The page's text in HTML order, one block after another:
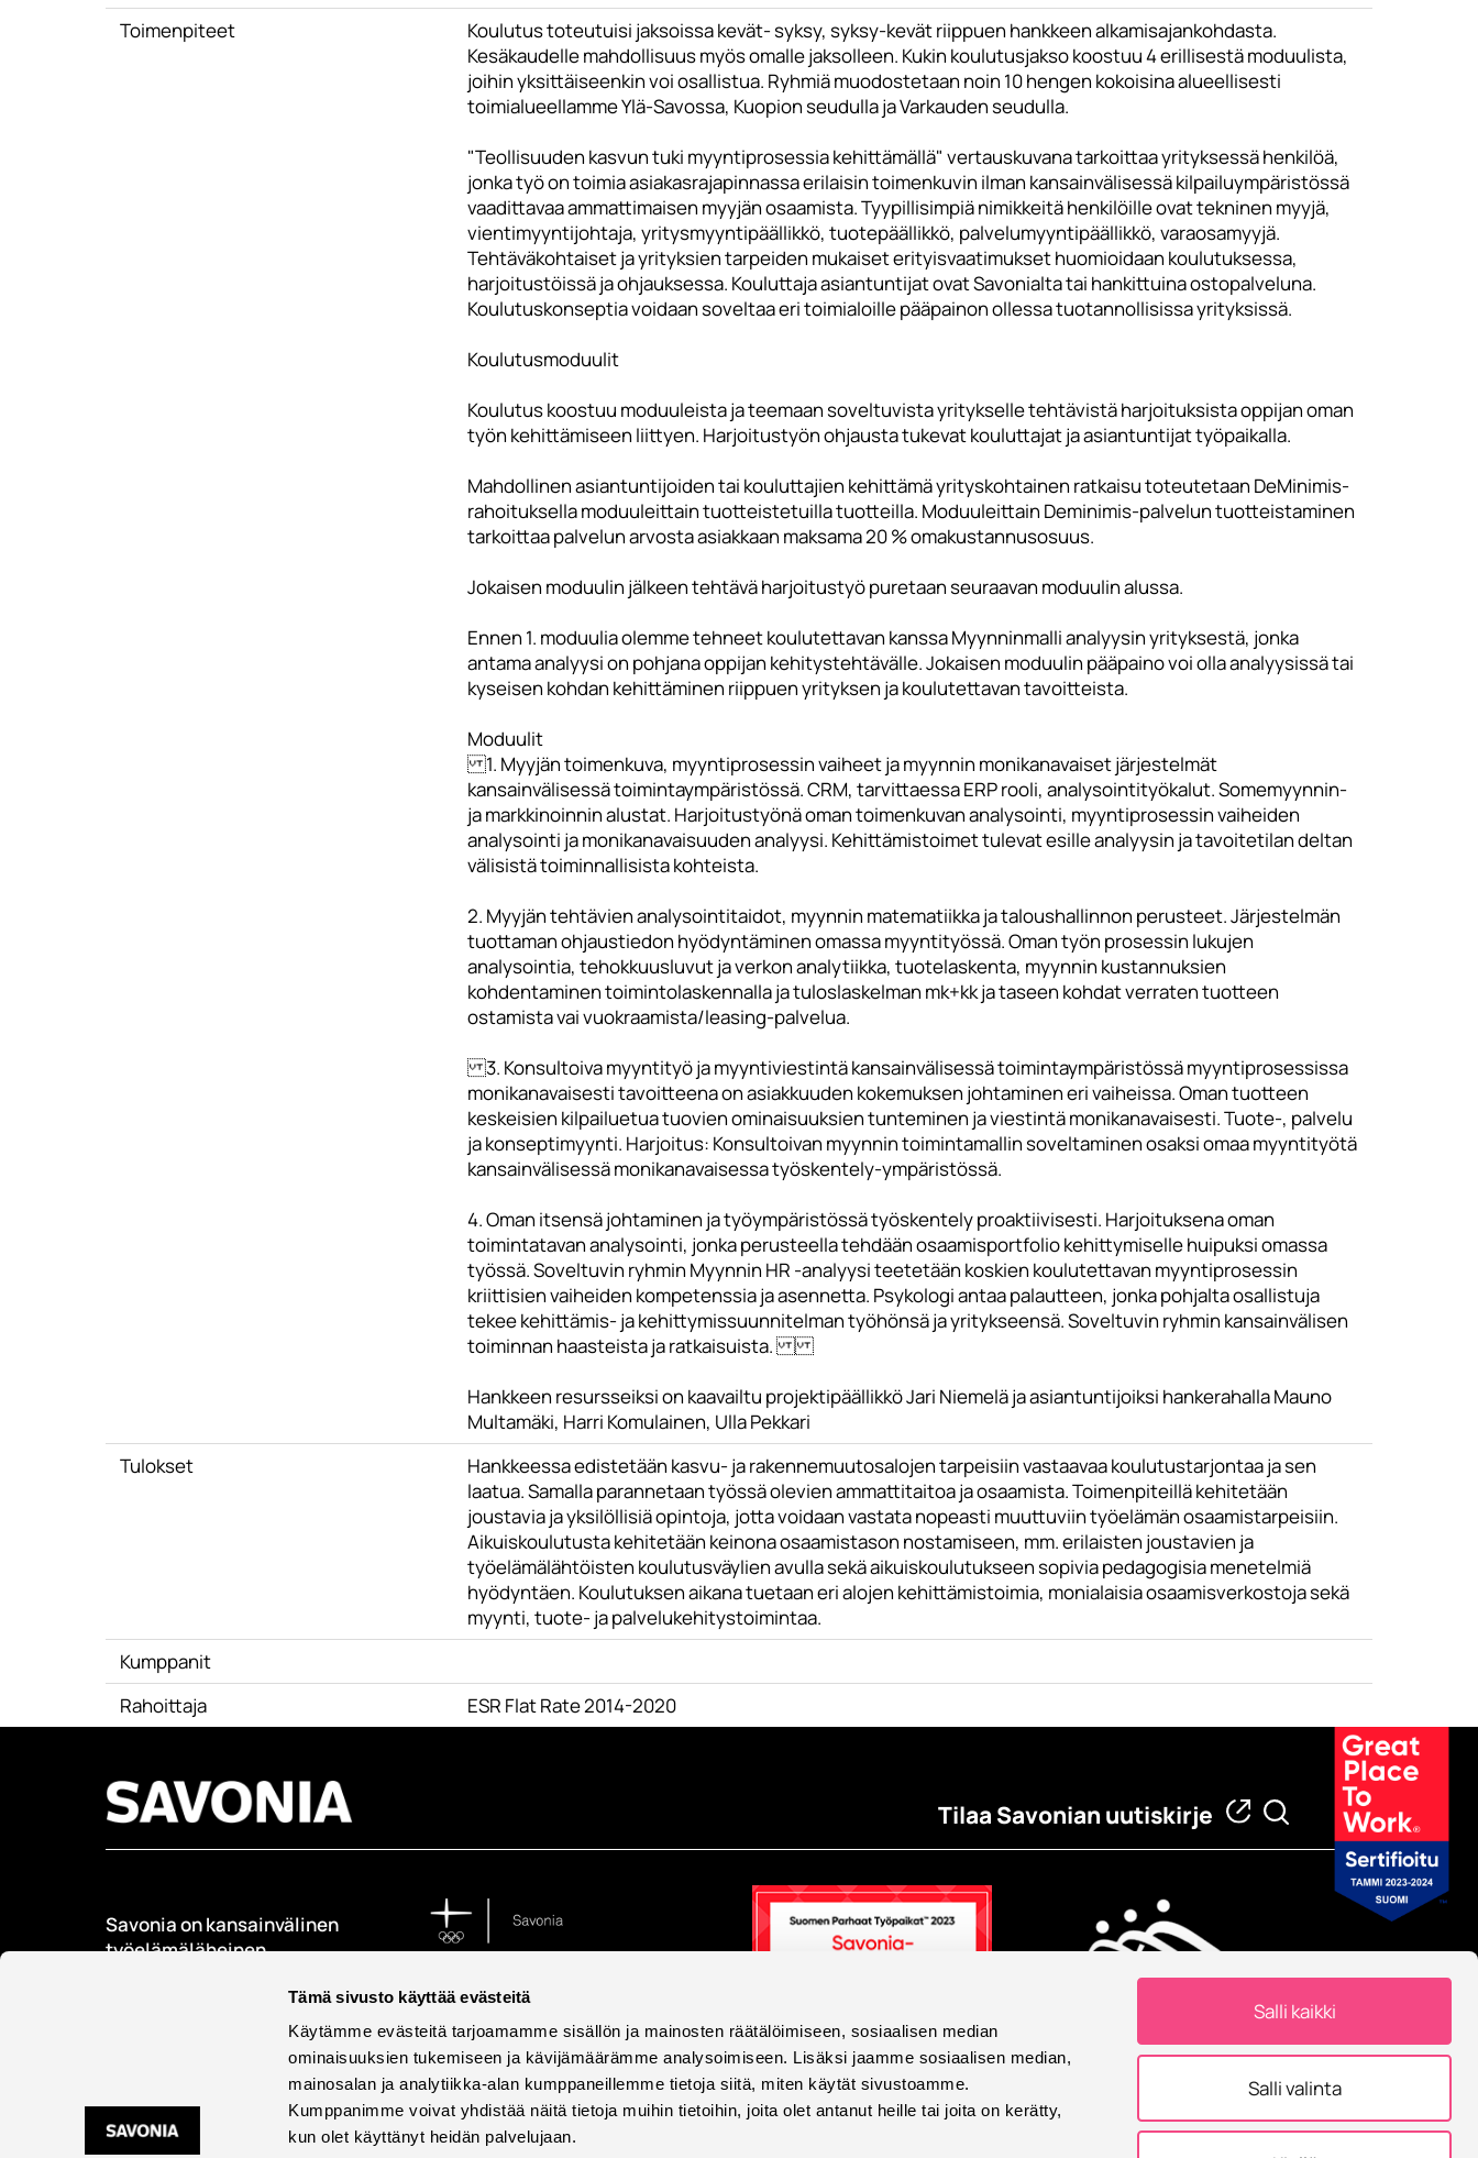
Tämä sivusto käyttää evästeitä
Käytämme evästeitä tarjoamamme sisällön ja mainosten räätälöimiseen, sosiaalisen median
ominaisuuksien tukemiseen ja kävijämäärämme analysoimiseen. Lisäksi jaamme sosiaalisen median,
mainosalan ja analytiikka-alan kumppaneillemme tietoja siitä, miten käytät sivustoamme.
Kumppanimme voivat yhdistää näitä tietoja muihin tietoihin, joita olet antanut heille tai joita on kerätty,
kun olet käyttänyt heidän palvelujaan.
Salli kaikki
Salli valinta
Toimenpiteet
Koulutus toteutuisi jaksoissa kevät- syksy, syksy-kevät riippuen hankkeen alkamisajankohdasta.
Kesäkaudelle mahdollisuus myös omalle jaksolleen. Kukin koulutusjakso koostuu 4 erillisestä moduulista,
joihin yksittäiseenkin voi osallistua. Ryhmiä muodostetaan noin 10 hengen kokoisina alueellisesti
toimialueellamme Ylä-Savossa, Kuopion seudulla ja Varkauden seudulla.
"Teollisuuden kasvun tuki myyntiprosessia kehittämällä" vertauskuvana tarkoittaa yrityksessä henkilöä,
jonka työ on toimia asiakasrajapinnassa erilaisin toimenkuvin ilman kansainvälisessä kilpailuympäristössä
vaadittavaa ammattimaisen myyjän osaamista. Tyypillisimpiä nimikkeitä henkilöille ovat tekninen myyjä,
vientimyyntijohtaja, yritysmyyntipäällikkö, tuotepäällikkö, palvelumyyntipäällikkö, varaosamyyjä.
Tehtäväkohtaiset ja yrityksien tarpeiden mukaiset erityisvaatimukset huomioidaan koulutuksessa,
harjoitustöissä ja ohjauksessa. Kouluttaja asiantuntijat ovat Savonialta tai hankittuina ostopalveluna.
Koulutuskonseptia voidaan soveltaa eri toimialoille pääpainon ollessa tuotannollisissa yrityksissä.
Koulutusmoduulit
Koulutus koostuu moduuleista ja teemaan soveltuvista yritykselle tehtävistä harjoituksista oppijan oman
työn kehittämiseen liittyen. Harjoitustyön ohjausta tukevat kouluttajat ja asiantuntijat työpaikalla.
Mahdollinen asiantuntijoiden tai kouluttajien kehittämä yrityskohtainen ratkaisu toteutetaan DeMinimis-
rahoituksella moduuleittain tuotteistetuilla tuotteilla. Moduuleittain Deminimis-palvelun tuotteistaminen
tarkoittaa palvelun arvosta asiakkaan maksama 20 % omakustannusosuus.
Jokaisen moduulin jälkeen tehtävä harjoitustyö puretaan seuraavan moduulin alussa.
Ennen 1. moduulia olemme tehneet koulutettavan kanssa Myynninmalli analyysin yrityksestä, jonka
antama analyysi on pohjana oppijan kehitystehtävälle. Jokaisen moduulin pääpaino voi olla analyysissä tai
kyseisen kohdan kehittäminen riippuen yrityksen ja koulutettavan tavoitteista.
Moduulit
1. Myyjän toimenkuva, myyntiprosessin vaiheet ja myynnin monikanavaiset järjestelmät
kansainvälisessä toimintaympäristössä. CRM, tarvittaessa ERP rooli, analysointityökalut. Somemyynnin-
ja markkinoinnin alustat. Harjoitustyönä oman toimenkuvan analysointi, myyntiprosessin vaiheiden
analysointi ja monikanavaisuuden analyysi. Kehittämistoimet tulevat esille analyysin ja tavoitetilan deltan
välisistä toiminnallisista kohteista.
2. Myyjän tehtävien analysointitaidot, myynnin matematiikka ja taloushallinnon perusteet. Järjestelmän
tuottaman ohjaustiedon hyödyntäminen omassa myyntityössä. Oman työn prosessin lukujen
analysointia, tehokkuusluvut ja verkon analytiikka, tuotelaskenta, myynnin kustannuksien
kohdentaminen toimintolaskennalla ja tuloslaskelman mk+kk ja taseen kohdat verraten tuotteen
ostamista vai vuokraamista/leasing-palvelua.
3. Konsultoiva myyntityö ja myyntiviestintä kansainvälisessä toimintaympäristössä myyntiprosessissa
monikanavaisesti tavoitteena on asiakkuuden kokemuksen johtaminen eri vaiheissa. Oman tuotteen
keskeisien kilpailuetua tuovien ominaisuuksien tunteminen ja viestintä monikanavaisesti. Tuote-, palvelu
ja konseptimyynti. Harjoitus: Konsultoivan myynnin toimintamallin soveltaminen osaksi omaa myyntityötä
kansainvälisessä monikanavaisessa työskentely-ympäristössä.
4. Oman itsensä johtaminen ja työympäristössä työskentely proaktiivisesti. Harjoituksena oman
toimintatavan analysointi, jonka perusteella tehdään osaamisportfolio kehittymiselle huipuksi omassa
työssä. Soveltuvin ryhmin Myynnin HR -analyysi teetetään koskien koulutettavan myyntiprosessin
kriittisien vaiheiden kompetenssia ja asennetta. Psykologi antaa palautteen, jonka pohjalta osallistuja
tekee kehittämis- ja kehittymissuunnitelman työhönsä ja yritykseensä. Soveltuvin ryhmin kansainvälisen
toiminnan haasteista ja ratkaisuista.
Hankkeen resursseiksi on kaavailtu projektipäällikkö Jari Niemelä ja asiantuntijoiksi hankerahalla Mauno
Multamäki, Harri Komulainen, Ulla Pekkari
Tulokset
Hankkeessa edistetään kasvu- ja rakennemuutosalojen tarpeisiin vastaavaa koulutustarjontaa ja sen
laatua. Samalla parannetaan työssä olevien ammattitaitoa ja osaamista. Toimenpiteillä kehitetään
joustavia ja yksilöllisiä opintoja, jotta voidaan vastata nopeasti muuttuviin työelämän osaamistarpeisiin.
Aikuiskoulutusta kehitetään keinona osaamistason nostamiseen, mm. erilaisten joustavien ja
työelämälähtöisten koulutusväylien avulla sekä aikuiskoulutukseen sopivia pedagogisia menetelmiä
hyödyntäen. Koulutuksen aikana tuetaan eri alojen kehittämistoimia, monialaisia osaamisverkostoja sekä
myynti, tuote- ja palvelukehitystoimintaa.
Kumppanit
Rahoittaja
ESR Flat Rate 2014-2020
Tilaa Savonian uutiskirje
Savonia on kansainvälinen
työelämäläheinen
kouluttaa, tutkii, kehittää
Eurooppalainen yliopisto
Eurooppalainen yliopisto -
allianssissa.